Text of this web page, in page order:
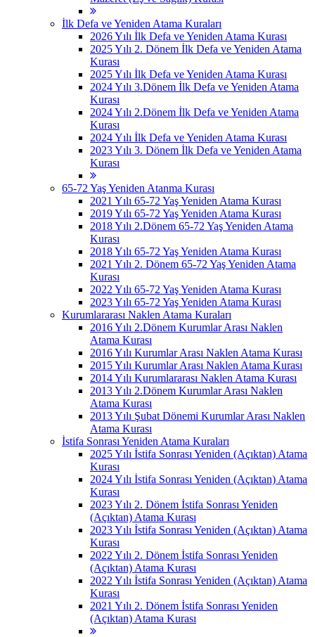
İlk Defa ve Yeniden Atama Kuraları
2026 Yılı İlk Defa ve Yeniden Atama Kurası
2025 Yılı 2. Dönem İlk Defa ve Yeniden Atama
Kurası
2025 Yılı İlk Defa ve Yeniden Atama Kurası
2024 Yılı 3.Dönem İlk Defa ve Yeniden Atama
Kurası
2024 Yılı 2.Dönem İlk Defa ve Yeniden Atama
Kurası
2024 Yılı İlk Defa ve Yeniden Atama Kurası
2023 Yılı 3. Dönem İlk Defa ve Yeniden Atama
Kurası
65-72 Yaş Yeniden Atanma Kurası
2021 Yılı 65-72 Yaş Yeniden Atama Kurası
2019 Yılı 65-72 Yaş Yeniden Atama Kurası
2018 Yılı 2.Dönem 65-72 Yaş Yeniden Atama
Kurası
2018 Yılı 65-72 Yaş Yeniden Atama Kurası
2021 Yılı 2. Dönem 65-72 Yaş Yeniden Atama
Kurası
2022 Yılı 65-72 Yaş Yeniden Atama Kurası
2023 Yılı 65-72 Yaş Yeniden Atama Kurası
Kurumlararası Naklen Atama Kuraları
2016 Yılı 2.Dönem Kurumlar Arası Naklen
Atama Kurası
2016 Yılı Kurumlar Arası Naklen Atama Kurası
2015 Yılı Kurumlar Arası Naklen Atama Kurası
2014 Yılı Kurumlararası Naklen Atama Kurası
2013 Yılı 2.Dönem Kurumlar Arası Naklen
Atama Kurası
2013 Yılı Şubat Dönemi Kurumlar Arası Naklen
Atama Kurası
İstifa Sonrası Yeniden Atama Kuraları
2025 Yılı İstifa Sonrası Yeniden (Açıktan) Atama
Kurası
2024 Yılı İstifa Sonrası Yeniden (Açıktan) Atama
Kurası
2023 Yılı 2. Dönem İstifa Sonrası Yeniden
(Açıktan) Atama Kurası
2023 Yılı İstifa Sonrası Yeniden (Açıktan) Atama
Kurası
2022 Yılı 2. Dönem İstifa Sonrası Yeniden
(Açıktan) Atama Kurası
2022 Yılı İstifa Sonrası Yeniden (Açıktan) Atama
Kurası
2021 Yılı 2. Dönem İstifa Sonrası Yeniden
(Açıktan) Atama Kurası